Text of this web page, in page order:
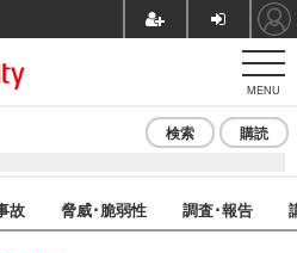
MENU
検索 購読
故 脅威･脆弱性 調査･報告